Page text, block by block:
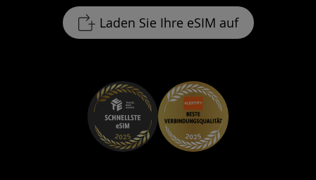
Laden Sie Ihre eSIM auf